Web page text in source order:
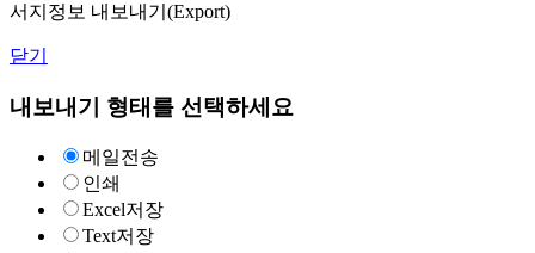
서지정보 내보내기(Export)
닫기
내보내기 형태를 선택하세요
메일전송
인쇄
Excel저장
Text저장